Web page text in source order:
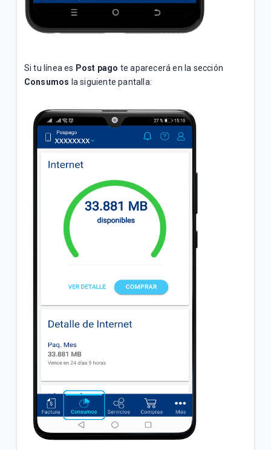
Si tu línea es Post pago te aparecerá en la sección
Consumos la siguiente pantalla: